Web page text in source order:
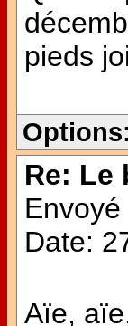
pieds
Options:
Re: Le
Envoyé
Date:
Aïe,